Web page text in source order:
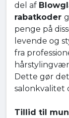
del af
rabatkoder
penge på
levende og
fra
Dette gør
salonkvalitet
Tillid til